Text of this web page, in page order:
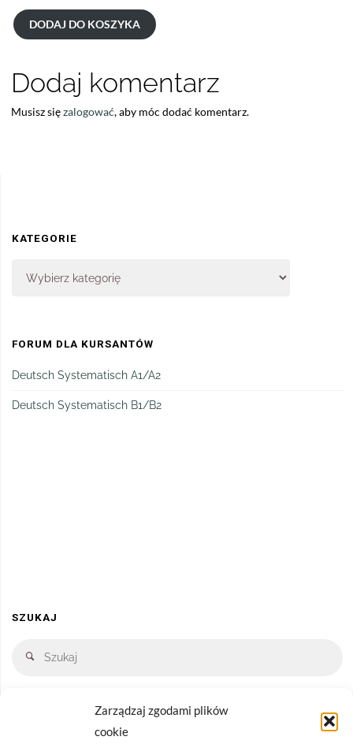
Zarządzaj zgodami plików
cookie
DODAJ DO KOSZYKA
Dodaj komentarz
Musisz sięzalogować, aby móc dodać komentarz.
KATEGORIE
FORUM DLA KURSANTÓW
Deutsch Systematisch A1/A2
Deutsch Systematisch B1/B2
SZUKAJ